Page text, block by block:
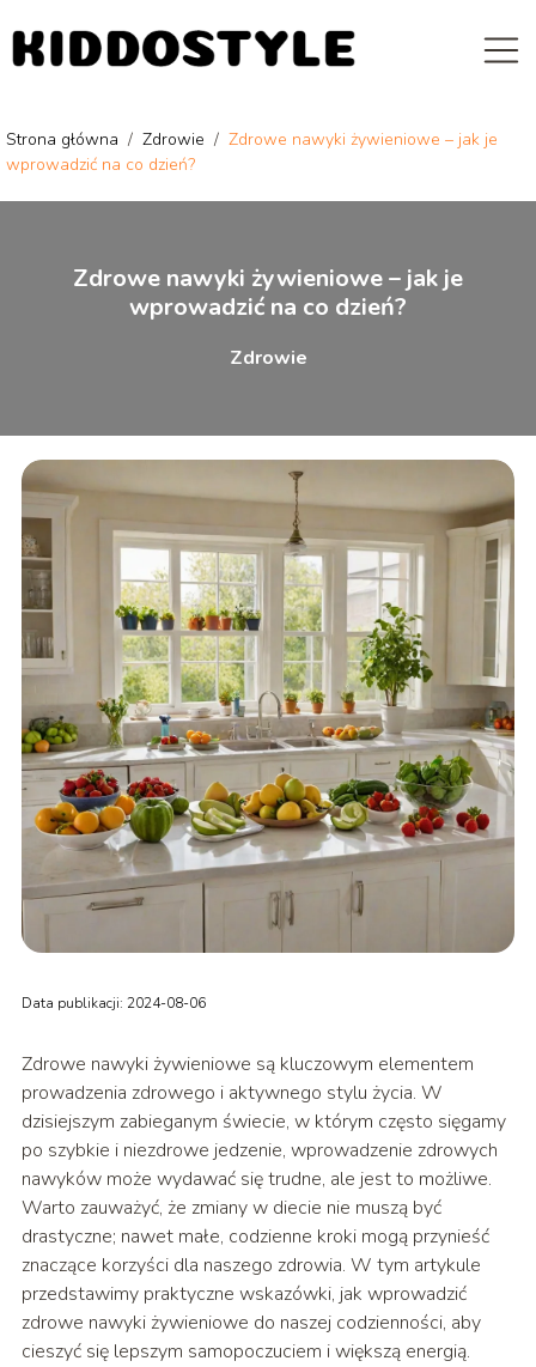
Strona główna / Zdrowie / Zdrowe nawyki żywieniowe – jak je
wprowadzić na co dzień?
Zdrowe nawyki żywieniowe – jak je
wprowadzić na co dzień?
Zdrowie
Data publikacji: 2024-08-06
Zdrowe nawyki żywieniowe są kluczowym elementem
prowadzenia zdrowego i aktywnego stylu życia. W
dzisiejszym zabieganym świecie, w którym często sięgamy
po szybkie i niezdrowe jedzenie, wprowadzenie zdrowych
nawyków może wydawać się trudne, ale jest to możliwe.
Warto zauważyć, że zmiany w diecie nie muszą być
drastyczne; nawet małe, codzienne kroki mogą przynieść
znaczące korzyści dla naszego zdrowia. W tym artykule
przedstawimy praktyczne wskazówki, jak wprowadzić
zdrowe nawyki żywieniowe do naszej codzienności, aby
cieszyć się lepszym samopoczuciem i większą energią.